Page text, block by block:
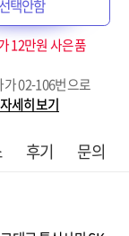
선택안함
12만원 사은품
가 02-106번으로
세히보기
후기 문의